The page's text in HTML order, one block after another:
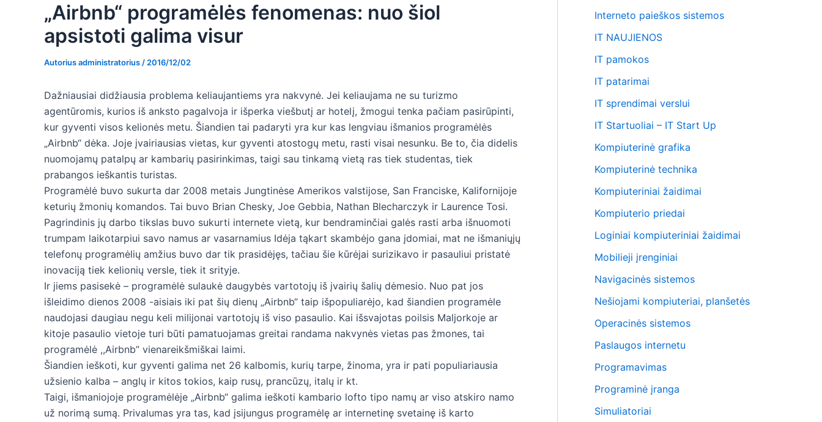
„Airbnb“ programėlės fenomenas: nuo šiol
apsistoti galima visur
Autoriusadministratorius/2016/12/02
Dažniausiai didžiausia problema keliaujantiems yra nakvynė. Jei keliaujama ne su turizmo
agentūromis, kurios iš anksto pagalvoja ir išperka viešbutį ar hotelį, žmogui tenka pačiam pasirūpinti,
kur gyventi visos kelionės metu. Šiandien tai padaryti yra kur kas lengviau išmanios programėlės
„Airbnb“ dėka. Joje įvairiausias vietas, kur gyventi atostogų metu, rasti visai nesunku. Be to, čia didelis
nuomojamų patalpų ar kambarių pasirinkimas, taigi sau tinkamą vietą ras tiek studentas, tiek
prabangos ieškantis turistas.
Programėlė buvo sukurta dar 2008 metais Jungtinėse Amerikos valstijose, San Franciske, Kalifornijoje
keturių žmonių komandos. Tai buvo Brian Chesky, Joe Gebbia, Nathan Blecharczyk ir Laurence Tosi.
Pagrindinis jų darbo tikslas buvo sukurti internete vietą, kur bendraminčiai galės rasti arba išnuomoti
trumpam laikotarpiui savo namus ar vasarnamius Idėja tąkart skambėjo gana įdomiai, mat ne išmaniųjų
telefonų programėlių amžius buvo dar tik prasidėjęs, tačiau šie kūrėjai surizikavo ir pasauliui pristatė
inovaciją tiek kelionių versle, tiek it srityje.
Ir jiems pasisekė – programėlė sulaukė daugybės vartotojų iš įvairių šalių dėmesio. Nuo pat jos
išleidimo dienos 2008 -aisiais iki pat šių dienų „Airbnb“ taip išpopuliarėjo, kad šiandien programėle
naudojasi daugiau negu keli milijonai vartotojų iš viso pasaulio. Kai išsvajotas poilsis Maljorkoje ar
kitoje pasaulio vietoje turi būti pamatuojamas greitai randama nakvynės vietas pas žmones, tai
programėlė ,,Airbnb” vienareikšmiškai laimi.
Šiandien ieškoti, kur gyventi galima net 26 kalbomis, kurių tarpe, žinoma, yra ir pati populiariausia
užsienio kalba – anglų ir kitos tokios, kaip rusų, prancūzų, italų ir kt.
Taigi, išmaniojoje programėlėje „Airbnb“ galima ieškoti kambario lofto tipo namų ar viso atskiro namo
už norimą sumą. Privalumas yra tas, kad įsijungus programėlę ar internetinę svetainę iš karto
Interneto paieškos sistemos
IT NAUJIENOS
IT pamokos
IT patarimai
IT sprendimai verslui
IT Startuoliai – IT Start Up
Kompiuterinė grafika
Kompiuterinė technika
Kompiuteriniai žaidimai
Kompiuterio priedai
Loginiai kompiuteriniai žaidimai
Mobilieji įrenginiai
Navigacinės sistemos
Nešiojami kompiuteriai, planšetės
Operacinės sistemos
Paslaugos internetu
Programavimas
Programinė įranga
Simuliatoriai